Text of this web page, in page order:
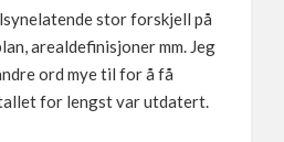
stor forskjell på
arealdefinisjoner mm. Jeg
ord mye til for å få
for lengst var utdatert.